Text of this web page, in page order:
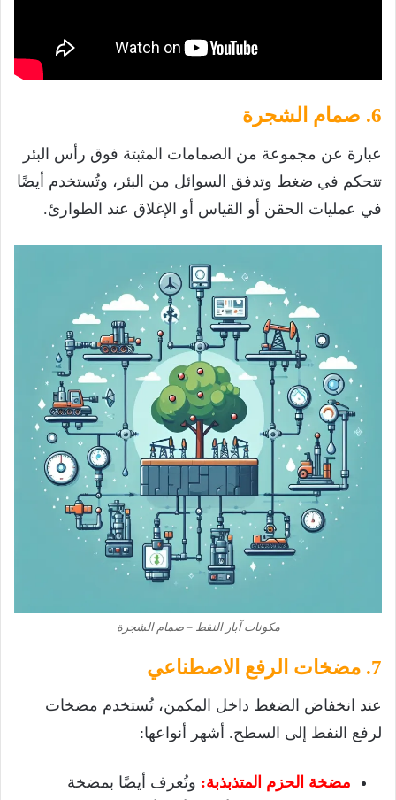
6. صمام الشجرة
عبارة عن مجموعة من الصمامات المثبتة فوق رأس البئر
تتحكم في ضغط وتدفق السوائل من البئر، وتُستخدم أيضًا
في عمليات الحقن أو القياس أو الإغلاق عند الطوارئ.
مكونات آبار النفط – صمام الشجرة
7. مضخات الرفع الاصطناعي
عند انخفاض الضغط داخل المكمن، تُستخدم مضخات
لرفع النفط إلى السطح. أشهر أنواعها:
مضخة الحزم المتذبذبة: وتُعرف أيضًا بمضخة